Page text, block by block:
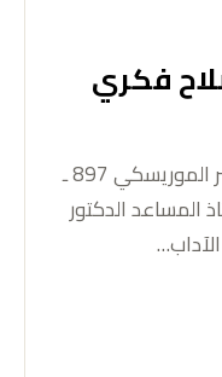
فكري
(قراءة تحقيبية جديدة لفترة العصر الموريسكي 897 ـ
م) الأستاذ المساعد الدكتور